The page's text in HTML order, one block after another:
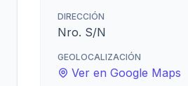
DIRECCIÓN
Nro. S/N
GEOLOCALIZACIÓN
Ver en Google Maps